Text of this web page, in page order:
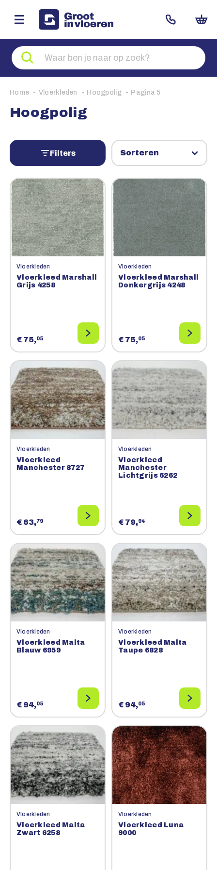
Zoeken
naar
producten
Home Vloerkleden Hoogpolig Pagina 5
Hoogpolig
Filters
Vloerkleden
Vloerkleed Marshall
Grijs 4258
€ 75,05
Vloerkleden
Vloerkleed Marshall
Donkergrijs 4248
€ 75,05
Vloerkleden
Vloerkleed
Manchester 8727
€ 63,79
Vloerkleden
Vloerkleed
Manchester
Lichtgrijs 6262
€ 79,94
Vloerkleden
Vloerkleed Malta
Blauw 6959
€ 94,05
Vloerkleden
Vloerkleed Malta
Taupe 6828
€ 94,05
Vloerkleden
Vloerkleed Malta
Zwart 6258
Vloerkleden
Vloerkleed Luna
9000